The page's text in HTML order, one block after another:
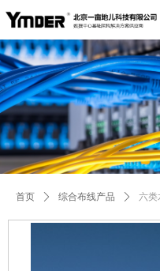
首页 ꄲ 综合布线产品 ꄲ 六类
Control Render
ControlType:productSlideBind Error: